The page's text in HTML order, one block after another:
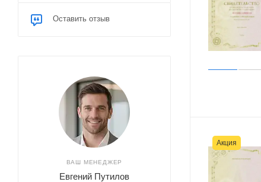
Акция
Оставить отзыв
ВАШ МЕНЕДЖЕР
Евгений Путилов